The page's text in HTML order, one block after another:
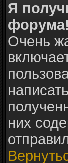
Я
форума!
Очень
них